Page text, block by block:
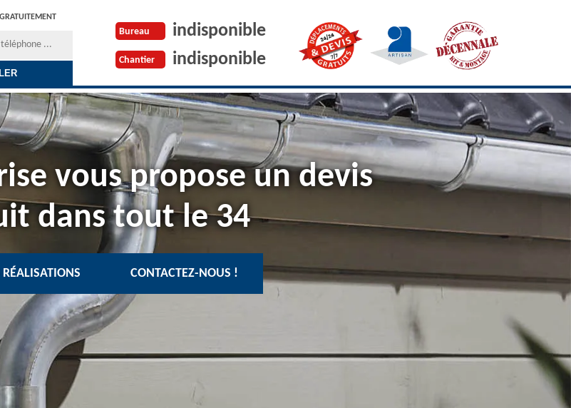
Bureau indisponible
Chantier indisponible
vous propose un devis
dans tout le 34
CONTACTEZ-NOUS !